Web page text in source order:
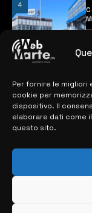
Per fornire le migliori
cookie per
dispositivo. Il
elaborare dati come
questo sito.
4
MAPPA DEL
> NOTIZIE